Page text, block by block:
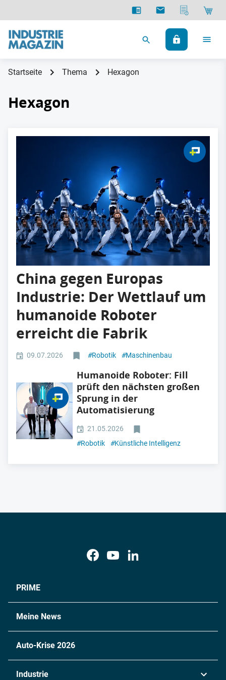
Startseite Thema Hexagon
Hexagon
China gegen Europas
Industrie: Der Wettlauf um
humanoide Roboter
erreicht die Fabrik
09.07.2026 #Robotik #Maschinenbau
Humanoide Roboter: Fill
prüft den nächsten großen
Sprung in der
Automatisierung
21.05.2026
#Robotik #Künstliche Intelligenz
PRIME
Meine News
Auto-Krise 2026
Industrie